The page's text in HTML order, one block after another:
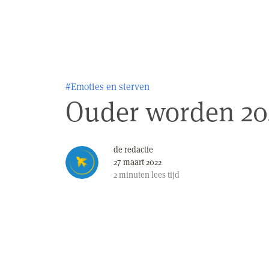
#Emoties en sterven
Ouder worden
de redactie
27 maart 2022
2minutenlees tijd